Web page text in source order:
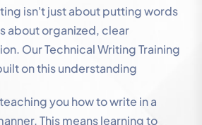
isn't just about putting words
about organized, clear
Our Technical Writing Training
on this understanding.
you how to write in a
This means learning to